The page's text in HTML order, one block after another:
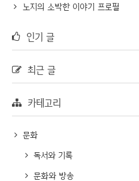
노지의 소박한 이야기 프로필
인기 글
최근 글
카테고리
문화
독서와 기록
문화와 방송